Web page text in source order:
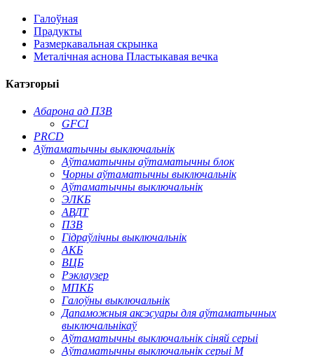
Галоўная
Прадукты
Размеркавальная скрынка
Металічная аснова Пластыкавая вечка
Катэгорыі
Абарона ад ПЗВ
GFCI
PRCD
Аўтаматычны выключальнік
Аўтаматычны аўтаматычны блок
Чорны аўтаматычны выключальнік
Аўтаматычны выключальнік
ЭЛКБ
АВДТ
ПЗВ
Гідраўлічны выключальнік
АКБ
ВЦБ
Рэклаузер
МПКБ
Галоўны выключальнік
Дапаможныя аксэсуары для аўтаматычных
выключальнікаў
Аўтаматычны выключальнік сіняй серыі
Аўтаматычны выключальнік серыі M